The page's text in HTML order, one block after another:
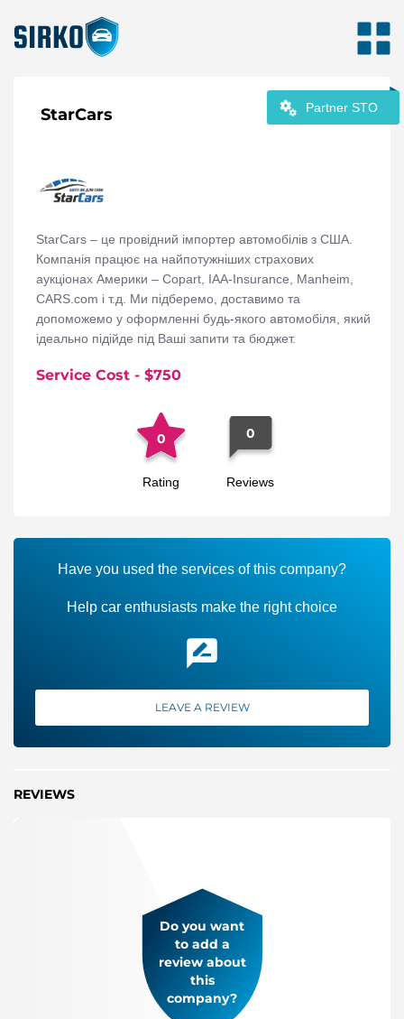
Partner STO
StarCars
StarCars – це провідний імпортер автомобілів з США.
Компанія працює на найпотужніших страхових
аукціонах Америки – Copart, IAA-Insurance, Manheim,
CARS.com і т.д. Ми підберемо, доставимо та
допоможемо у оформленні будь-якого автомобіля, який
ідеально підійде під Ваші запити та бюджет.
Service Cost - $750
0
Rating
0
Reviews
Have you used the services of this company?
Help car enthusiasts make the right choice
LEAVE A REVIEW
REVIEWS
Do you want
to add a
review about
this
company?